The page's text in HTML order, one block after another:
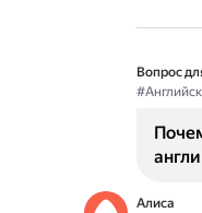
Вопрос
Алиса